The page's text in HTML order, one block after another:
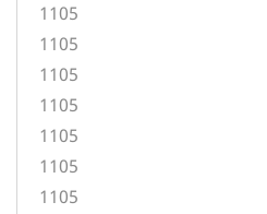
1105
1105
1105
1105
1105
1105
1105